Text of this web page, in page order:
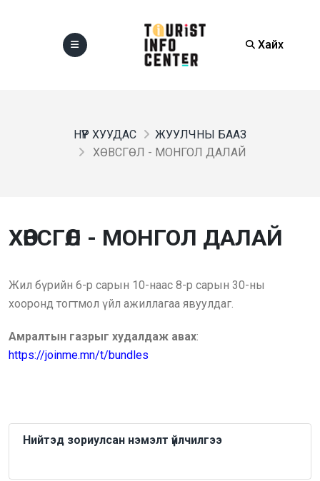
Хайх
НҮҮР ХУУДАС
ЖУУЛЧНЫ БААЗ
ХӨВСГӨЛ - МОНГОЛ ДАЛАЙ
ХӨВСГӨЛ - МОНГОЛ ДАЛАЙ
Жил бүрийн 6-р сарын 10-наас 8-р сарын 30-ны
хооронд тогтмол үйл ажиллагаа явуулдаг.
Амралтын газрыг худалдаж авах:
https://joinme.mn/t/bundles
Нийтэд зориулсан нэмэлт үйлчилгээ